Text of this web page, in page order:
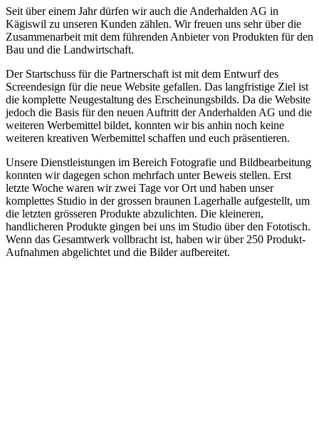
Seit über einem Jahr dürfen wir auch die Anderhalden AG in
Kägiswil zu unseren Kunden zählen. Wir freuen uns sehr über die
Zusammenarbeit mit dem führenden Anbieter von Produkten für den
Bau und die Landwirtschaft.
Der Startschuss für die Partnerschaft ist mit dem Entwurf des
Screendesign für die neue Website gefallen. Das langfristige Ziel ist
die komplette Neugestaltung des Erscheinungsbilds. Da die Website
jedoch die Basis für den neuen Auftritt der Anderhalden AG und die
weiteren Werbemittel bildet, konnten wir bis anhin noch keine
weiteren kreativen Werbemittel schaffen und euch präsentieren.
Unsere Dienstleistungen im Bereich Fotografie und Bildbearbeitung
konnten wir dagegen schon mehrfach unter Beweis stellen. Erst
letzte Woche waren wir zwei Tage vor Ort und haben unser
komplettes Studio in der grossen braunen Lagerhalle aufgestellt, um
die letzten grösseren Produkte abzulichten. Die kleineren,
handlicheren Produkte gingen bei uns im Studio über den Fototisch.
Wenn das Gesamtwerk vollbracht ist, haben wir über 250 Produkt-
Aufnahmen abgelichtet und die Bilder aufbereitet.